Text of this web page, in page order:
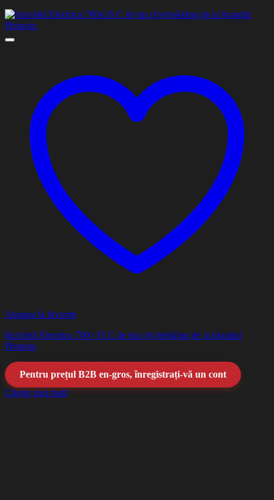
Adauga la favorite
bicicletă Electrica 700×35 C de tip city/trekking de la brandul
Phoenix
Pentru prețul B2B en-gros, înregistrați-vă un cont
Citește mai mult